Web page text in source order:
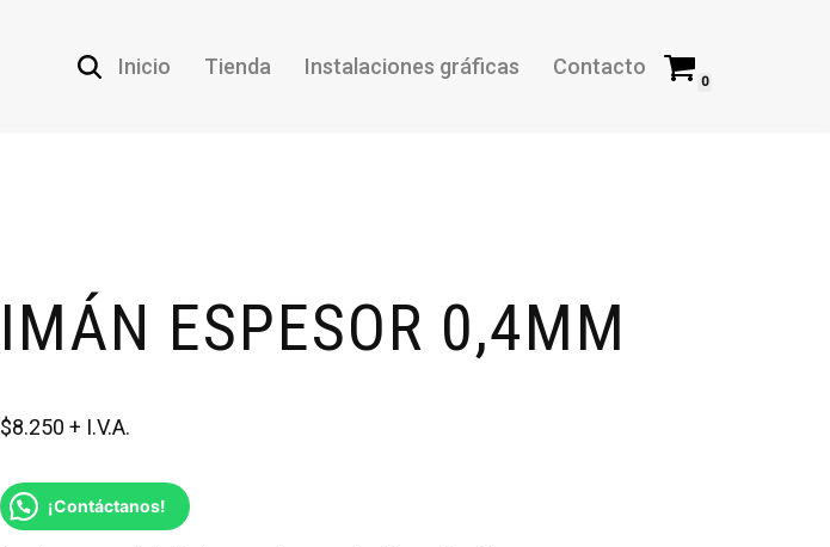
Inicio Tienda Instalaciones gráficas Contacto
0
IMÁN ESPESOR 0,4MM
$8.250
¡Contáctanos!